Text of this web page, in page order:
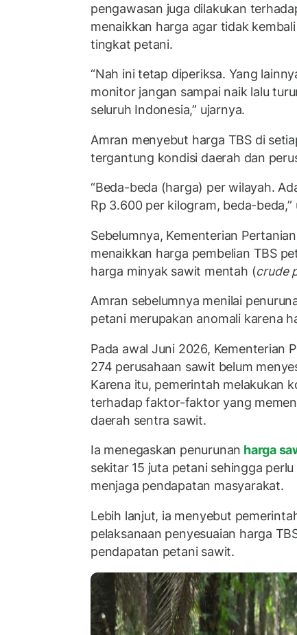
pengawasan juga dilakukan
menaikkan harga agar tidak
tingkat petani.
“Nah ini tetap diperiksa. Yang
monitor jangan sampai naik lalu
seluruh Indonesia,” ujarnya.
Amran menyebut harga TBS di
tergantung kondisi daerah dan
“Beda-beda (harga) per wilayah.
Rp 3.600 per kilogram, beda-beda,”
Sebelumnya, Kementerian
menaikkan harga pembelian TBS
harga minyak sawit mentah (crude
Amran sebelumnya menilai
petani merupakan anomali karena
Pada awal Juni 2026, Kementerian
274 perusahaan sawit belum
Karena itu, pemerintah melakukan
terhadap faktor-faktor yang
daerah sentra sawit.
Ia menegaskan penurunan harga
sekitar 15 juta petani sehingga
menjaga pendapatan masyarakat.
Lebih lanjut, ia menyebut
pelaksanaan penyesuaian harga
pendapatan petani sawit.